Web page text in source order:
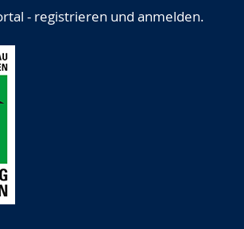
- registrieren und anmelden.